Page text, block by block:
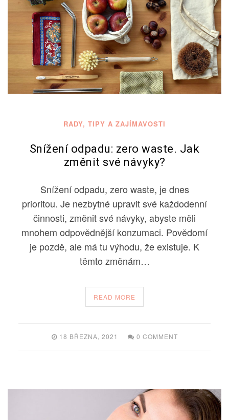
RADY, TIPY A ZAJÍMAVOSTI
Snížení odpadu: zero waste. Jak
změnit své návyky?
Snížení odpadu, zero waste, je dnes
prioritou. Je nezbytné upravit své každodenní
činnosti, změnit své návyky, abyste měli
mnohem odpovědnější konzumaci. Povědomí
je pozdě, ale má tu výhodu, že existuje. K
těmto změnám…
READ MORE
18 BŘEZNA, 2021 0 COMMENT